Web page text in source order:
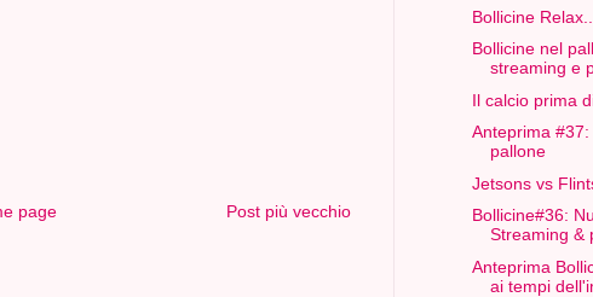
Post più vecchio
page
Bollicine
Bollicine nel
streaming e
Il calcio prima
Anteprima
pallone
Jetsons vs
Bollicine#36:
Streaming &
Anteprima
ai tempi